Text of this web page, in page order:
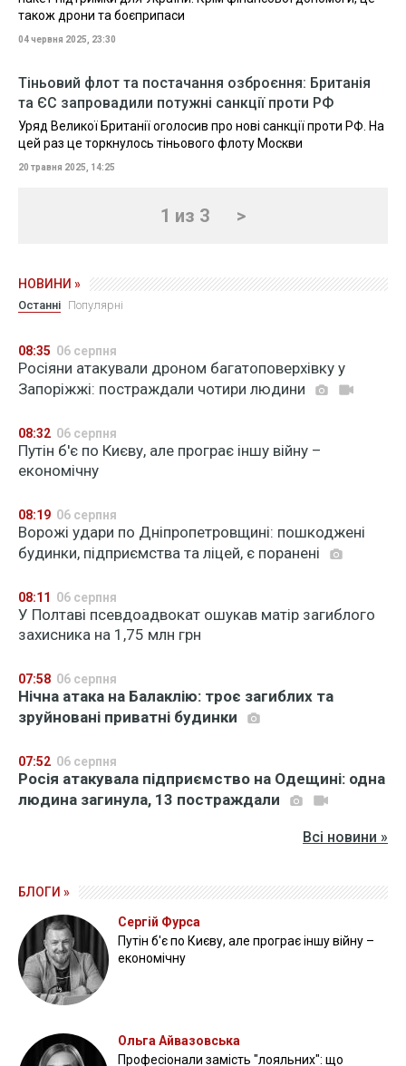
також дрони та боєприпаси
04 червня 2025, 23:30
Тіньовий флот та постачання озброєння: Британія
та ЄС запровадили потужні санкції проти РФ
Уряд Великої Британії оголосив про нові санкції проти РФ. На
цей раз це торкнулось тіньового флоту Москви
20 травня 2025, 14:25
1 из 3 >
НОВИНИ »
Останні Популярні
08:35 06 серпня
Росіяни атакували дроном багатоповерхівку у
Запоріжжі: постраждали чотири людини
08:32 06 серпня
Путін б'є по Києву, але програє іншу війну –
економічну
08:19 06 серпня
Ворожі удари по Дніпропетровщині: пошкоджені
будинки, підприємства та ліцей, є поранені
08:11 06 серпня
У Полтаві псевдоадвокат ошукав матір загиблого
захисника на 1,75 млн грн
07:58 06 серпня
Нічна атака на Балаклію: троє загиблих та
зруйновані приватні будинки
07:52 06 серпня
Росія атакувала підприємство на Одещині: одна
людина загинула, 13 постраждали
Всі новини »
БЛОГИ »
Сергій Фурса
Путін б'є по Києву, але програє іншу війну –
економічну
Ольга Айвазовська
Професіонали замість "лояльних": що